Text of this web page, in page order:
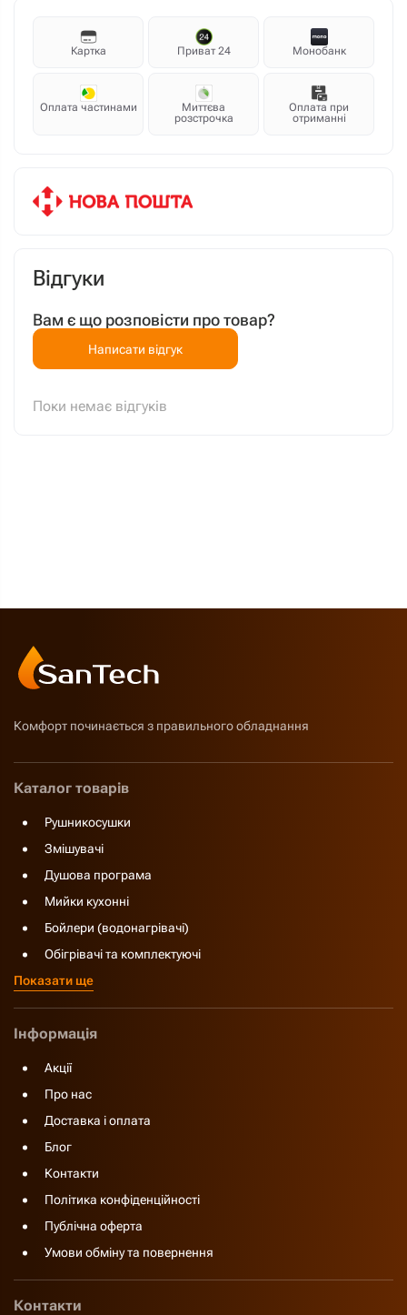
Картка Приват 24 Монобанк
Оплата частинами
Миттєва
розстрочка
Оплата при
отриманні
Відгуки
Вам є що розповісти про товар?
Написати відгук
Поки немає відгуків
Комфорт починається з правильного обладнання
Каталог товарів
Рушникосушки
Змішувачі
Душова програма
Мийки кухонні
Бойлери (водонагрівачі)
Обігрівачі та комплектуючі
Показати ще
Інформація
Акції
Про нас
Доставка і оплата
Блог
Контакти
Політика конфіденційності
Публічна оферта
Умови обміну та повернення
Контакти